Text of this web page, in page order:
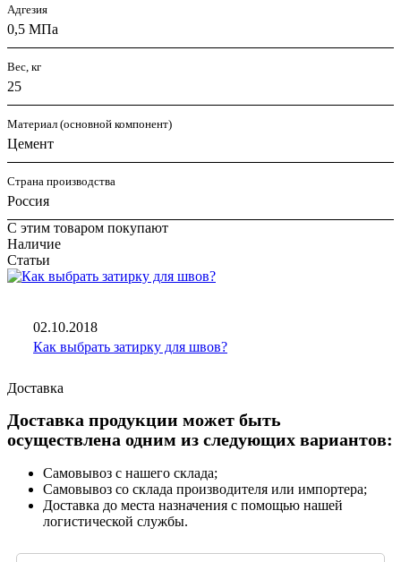
Адгезия
0,5 МПа
Вес, кг
25
Материал (основной компонент)
Цемент
Страна производства
Россия
С этим товаром покупают
Наличие
Статьи
02.10.2018
Как выбрать затирку для швов?
Доставка
Доставка продукции может быть
осуществлена одним из следующих вариантов:
Самовывоз с нашего склада;
Самовывоз со склада производителя или импортера;
Доставка до места назначения с помощью нашей
логистической службы.